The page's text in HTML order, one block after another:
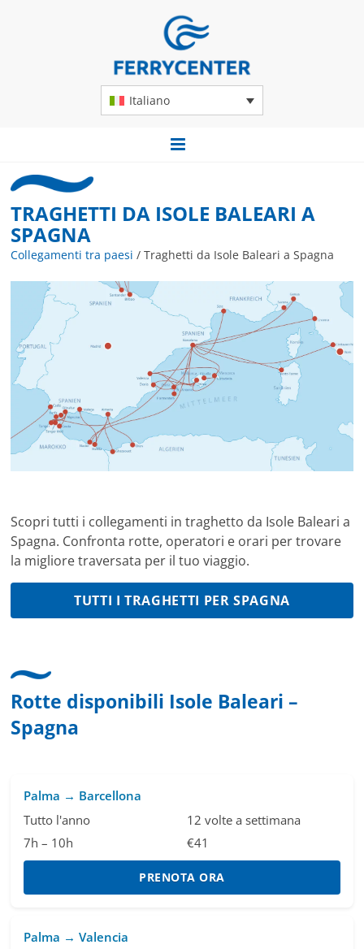
Italiano
TRAGHETTI DA ISOLE BALEARI A
SPAGNA
Collegamenti tra paesi /Traghetti da Isole Baleari a Spagna
Scopri tutti i collegamenti in traghetto da Isole Baleari a
Spagna. Confronta rotte, operatori e orari per trovare
la migliore traversata per il tuo viaggio.
TUTTI I TRAGHETTI PER SPAGNA
Rotte disponibili Isole Baleari –
Spagna
Palma → Barcellona
Tutto l'anno
12 volte a settimana
7h – 10h
€41
PRENOTA ORA
Palma → Valencia